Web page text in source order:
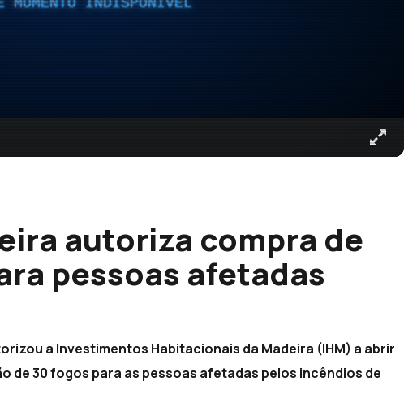
autoriza compra de
pessoas afetadas
a Investimentos Habitacionais da Madeira (IHM) a abrir
de 30 fogos para as pessoas afetadas pelos incêndios de